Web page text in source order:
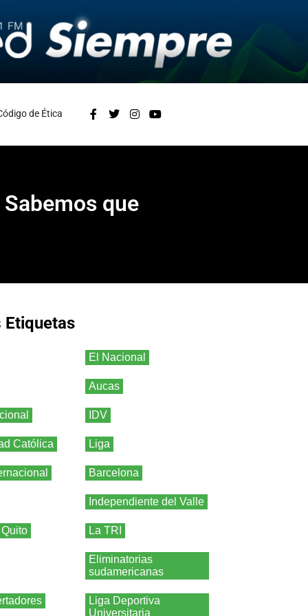
de Ética
que
Etiquetas
El Nacional
Aucas
IDV
Católica Liga
Barcelona
Independiente del Valle
La TRI
Eliminatorias
sudamericanas
Liga Deportiva
Universitaria